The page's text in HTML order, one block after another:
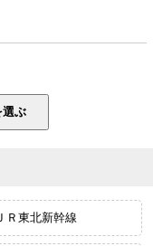
ＪＲ東北新幹線